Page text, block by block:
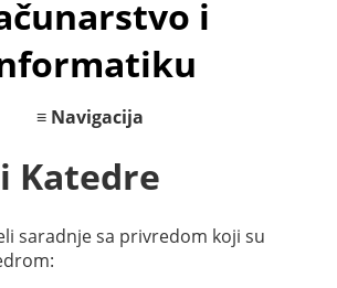
i
≡ Navigacija
Katedre
saradnje sa privredom koji su